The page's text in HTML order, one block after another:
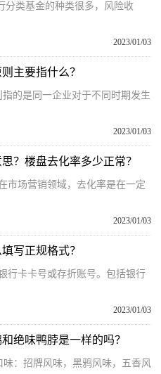
2023/01/03
主要指什么？
的是同一企业对于不同时期发生
2023/01/03
？楼盘去化率多少正常？
市场营销领域，去化率是在一定
2023/01/03
写正规格式？
行卡卡号或存折账号。包括银行
2023/01/03
绝味鸭脖是一样的吗？
：招牌风味，黑鸦风味，五香风